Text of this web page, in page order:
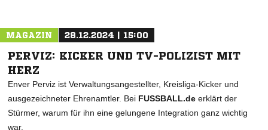
MAGAZIN 28.12.2024 | 15:00
PERVIZ: KICKER UND TV-POLIZIST MIT
HERZ
Enver Perviz ist Verwaltungsangestellter, Kreisliga-Kicker und
ausgezeichneter Ehrenamtler. Bei FUSSBALL.de erklärt der
Stürmer, warum für ihn eine gelungene Integration ganz wichtig
war.